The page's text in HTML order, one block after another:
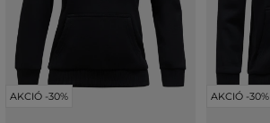
AKCIÓ -30% AKCIÓ -30%